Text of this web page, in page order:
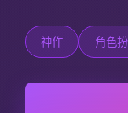
神作 角色